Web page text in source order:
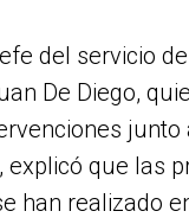
del servicio
De Diego,
junto
explicó que las
han realizado